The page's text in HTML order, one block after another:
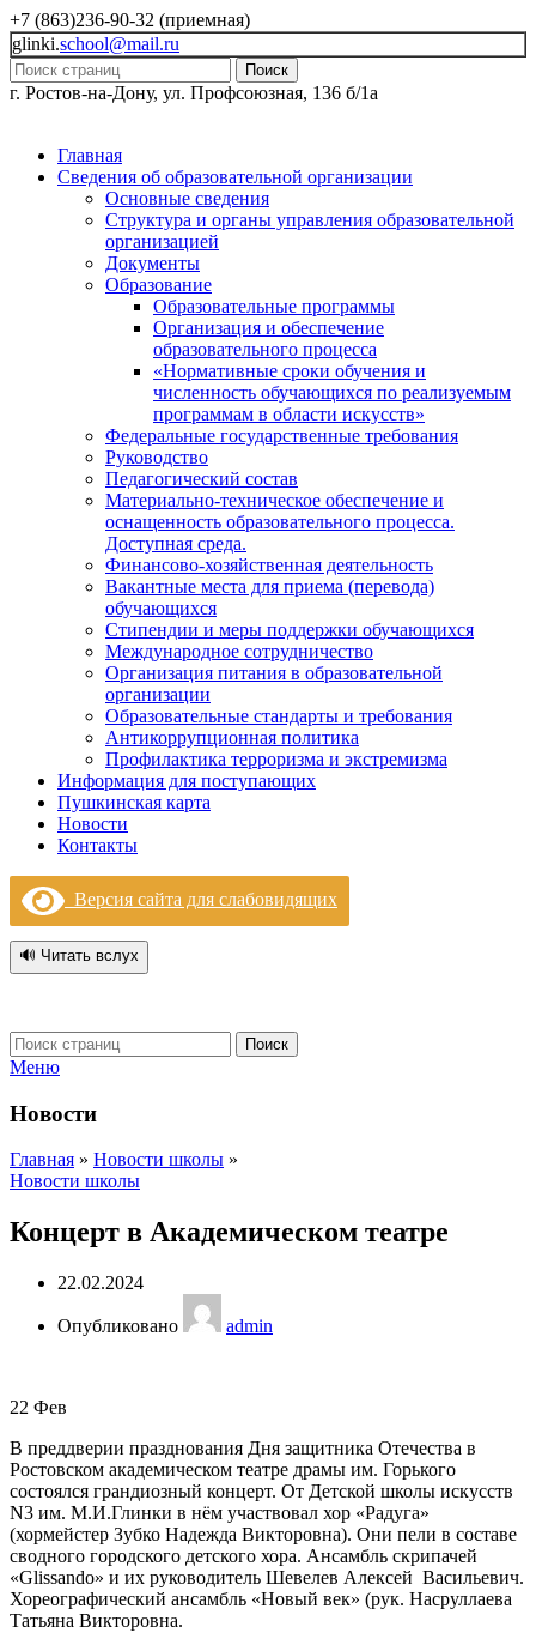
+7 (863)236-90-32 (приемная)
glinki.school@mail.ru
Поиск
г. Ростов-на-Дону, ул. Профсоюзная, 136 б/1а
Главная
Сведения об образовательной организации
Основные сведения
Структура и органы управления образовательной
организацией
Документы
Образование
Образовательные программы
Организация и обеспечение
образовательного процесса
«Нормативные сроки обучения и
численность обучающихся по реализуемым
программам в области искусств»
Федеральные государственные требования
Руководство
Педагогический состав
Материально-техническое обеспечение и
оснащенность образовательного процесса.
Доступная среда.
Финансово-хозяйственная деятельность
Вакантные места для приема (перевода)
обучающихся
Стипендии и меры поддержки обучающихся
Международное сотрудничество
Организация питания в образовательной
организации
Образовательные стандарты и требования
Антикоррупционная политика
Профилактика терроризма и экстремизма
Информация для поступающих
Пушкинская карта
Новости
Контакты
Версия сайта для слабовидящих
🔊 Читать вслух
Поиск
Меню
Новости
Главная » Новости школы »
Новости школы
Концерт в Академическом театре
22.02.2024
Опубликовано admin
22 Фев
В преддверии празднования Дня защитника Отечества в
Ростовском академическом театре драмы им. Горького
состоялся грандиозный концерт. От Детской школы искусств
N3 им. М.И.Глинки в нëм участвовал хор «Радуга»
(хормейстер Зубко Надежда Викторовна). Они пели в составе
сводного городского детского хора. Ансамбль скрипачей
«Glissando» и их руководитель Шевелев Алексей Васильевич.
Хореографический ансамбль «Новый век» (рук. Насруллаева
Татьяна Викторовна.